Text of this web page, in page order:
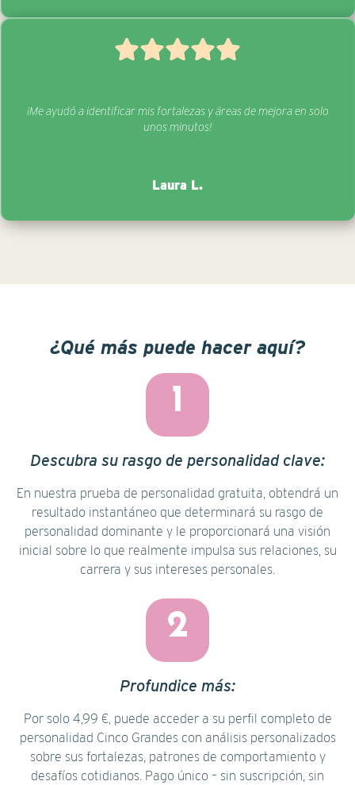
¡Me ayudó a identificar mis fortalezas y áreas de mejora en solo
unos minutos!
Laura L.
¿Qué más puede hacer aquí?
1
Descubra su rasgo de personalidad clave:
En nuestra prueba de personalidad gratuita, obtendrá un
resultado instantáneo que determinará su rasgo de
personalidad dominante y le proporcionará una visión
inicial sobre lo que realmente impulsa sus relaciones, su
carrera y sus intereses personales.
2
Profundice más:
Por solo 4,99 €, puede acceder a su perfil completo de
personalidad Cinco Grandes con análisis personalizados
sobre sus fortalezas, patrones de comportamiento y
desafíos cotidianos. Pago único – sin suscripción, sin